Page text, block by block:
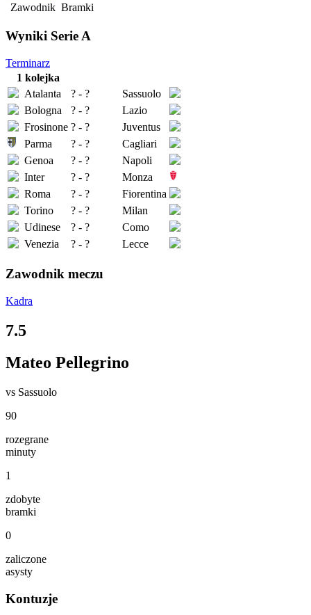
Zawodnik Bramki
Wyniki Serie A
Terminarz
1 kolejka
Atalanta
? - ?
Sassuolo
Bologna
? - ?
Lazio
Frosinone ? - ?
Juventus
Parma
? - ?
Cagliari
Genoa
? - ?
Napoli
Inter
? - ?
Monza
Roma
? - ?
Fiorentina
Torino
? - ?
Milan
Udinese
? - ?
Como
Venezia
? - ? Lecce
Zawodnik meczu
Kadra
7.5
Mateo Pellegrino
vs Sassuolo
90
rozegrane
minuty
1
zdobyte
bramki
0
zaliczone
asysty
Kontuzje